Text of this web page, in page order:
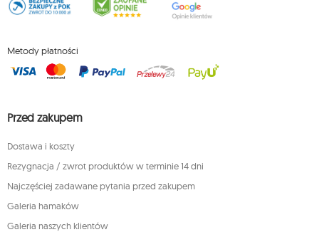
Metody płatności
Przed zakupem
Dostawa i koszty
Rezygnacja / zwrot produktów w terminie 14 dni
Najczęściej zadawane pytania przed zakupem
Galeria hamaków
Galeria naszych klientów